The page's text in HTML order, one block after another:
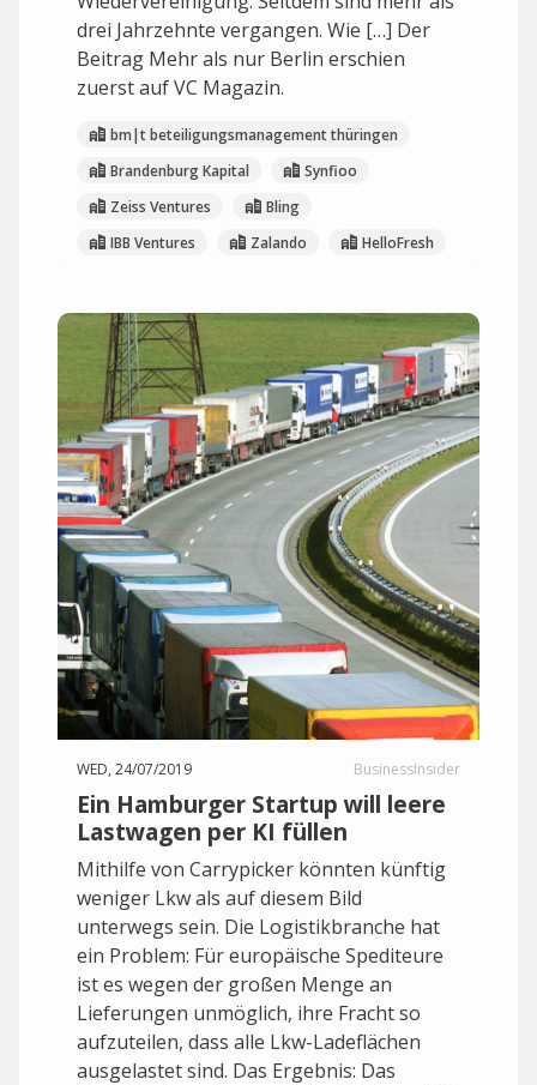
drei Jahrzehnte vergangen. Wie […] Der
Beitrag Mehr als nur Berlin erschien
zuerst auf VC Magazin.
bm|t beteiligungsmanagement thüringen
Brandenburg Kapital
Synfioo
Zeiss Ventures
Bling
IBB Ventures
Zalando HelloFresh
WED, 24/07/2019 BusinessInsider
Ein Hamburger Startup will leere
Lastwagen per KI füllen
Mithilfe von Carrypicker könnten künftig
weniger Lkw als auf diesem Bild
unterwegs sein. Die Logistikbranche hat
ein Problem: Für europäische Spediteure
ist es wegen der großen Menge an
Lieferungen unmöglich, ihre Fracht so
aufzuteilen, dass alle Lkw-Ladeflächen
ausgelastet sind. Das Ergebnis: Das